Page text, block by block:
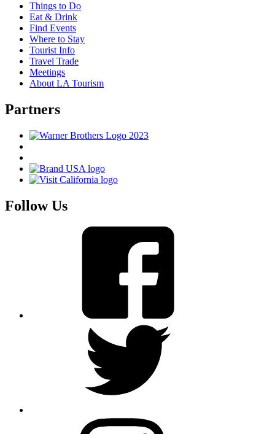
Things to Do
Eat & Drink
Find Events
Where to Stay
Tourist Info
Travel Trade
Meetings
About LA Tourism
Partners
Follow Us